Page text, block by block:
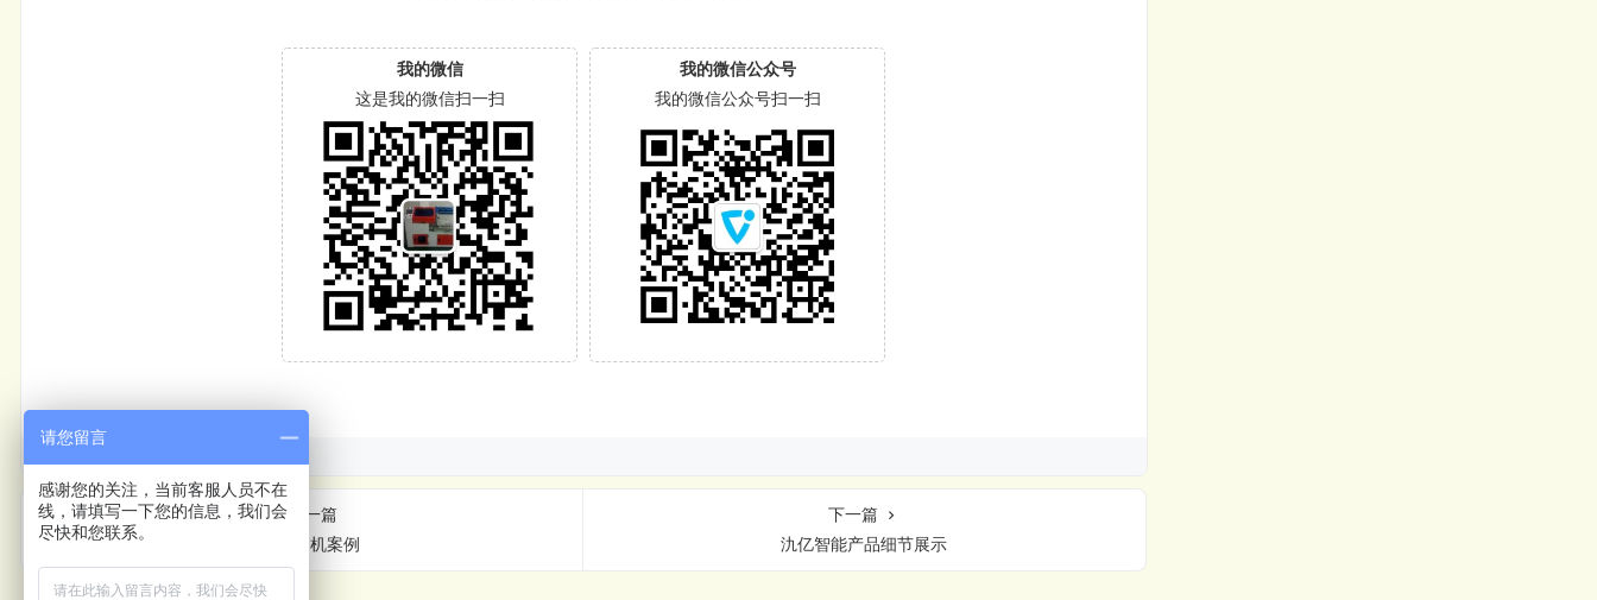
我的微信
这是我的微信扫一扫
我的微信公众号
我的微信公众号扫一扫
上一篇
立式开箱机案例
下一篇
氿亿智能产品细节展示
请您留言
感谢您的关注，当前客服人员不在
线，请填写一下您的信息，我们会
尽快和您联系。